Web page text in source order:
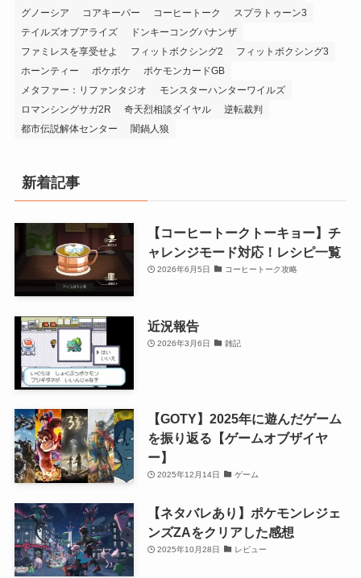
グノーシア
コアキーパー コーヒートーク
スプラトゥーン3
テイルズオブアライズ
ドンキーコングバナンザ
ファミレスを享受せよ
フィットボクシング2
フィットボクシング3
ホーンティー
ポケポケ
ポケモンカードGB
メタファー：リファンタジオ
モンスターハンターワイルズ
ロマンシングサガ2R
奇天烈相談ダイヤル
逆転裁判
都市伝説解体センター
闇鍋人狼
新着記事
【コーヒートークトーキョー】チ
ャレンジモード対応！レシピ一覧
2026年6月5日 コーヒートーク攻略
近況報告
2026年3月6日 雑記
【GOTY】2025年に遊んだゲーム
を振り返る【ゲームオブザイヤ
ー】
2025年12月14日 ゲーム
【ネタバレあり】ポケモンレジェ
ンズZAをクリアした感想
2025年10月28日 レビュー